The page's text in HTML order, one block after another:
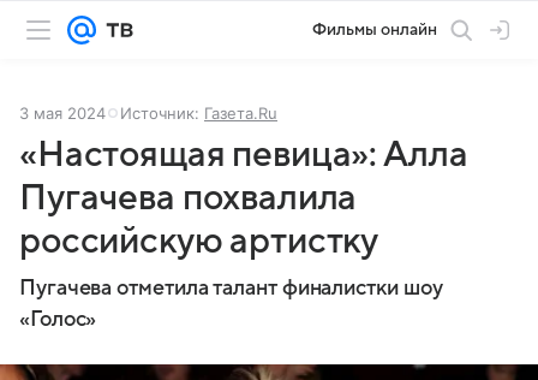
Фильмы онлайн
3 мая 2024 Источник: Газета.Ru
«Настоящая певица»: Алла
Пугачева похвалила
российскую артистку
Пугачева отметила талант финалистки шоу
«Голос»